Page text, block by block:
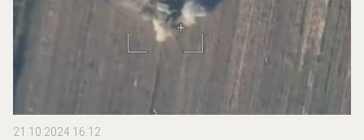
21.10.2024 16:12